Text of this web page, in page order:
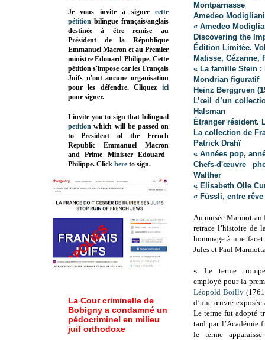
Montparnasse
Amedeo Modigliani
« Amedeo
Discovering the
Édition Limitée.
Matisse, Cézanne,
« La famille Stein :
Mondrian figuratif
Heinz Berggruen
L’œil d’un
Halsman
Étranger résident.
La collection de
Patrick Drahï
« Années pop,
Chefs-d'œuvre
Walther
« Elisabeth Olle
« Füssli, entre
Au musée
retrace l’histoire de
hommage à une
Jules et Paul
« Le terme
employé pour la
Léopold Boilly
d’une œuvre
Le terme fut adopté
tard par l’Académie
le terme
Je vous invite à signer cette
pétition bilingue français/anglais
destinée à être remise au
Président de la République
Emmanuel Macron et au Premier
ministre Edouard Philippe. Cette
pétition s'impose car les Français
Juifs n'ont aucune organisation
pour les défendre. Cliquez
ici
pour signer.
I invite you to sign that bilingual
petition which will be passed on
to President of the French
Republic Emmanuel Macron
and Prime MinisterEdouard
Philippe. Click here to sign.
La Cour criminelle de
Bobigny a condamné un
pédocriminel en milieu
juif orthodoxe